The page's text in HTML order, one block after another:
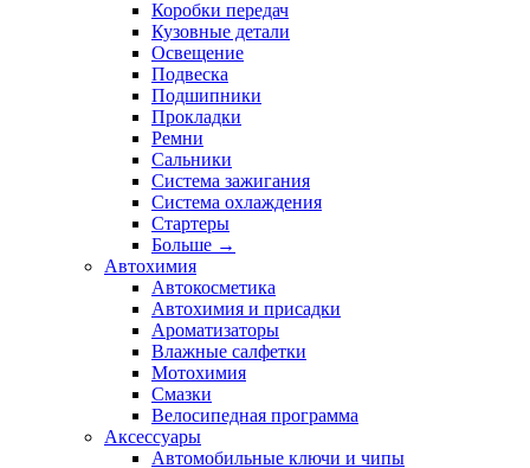
Коробки передач
Кузовные детали
Освещение
Подвеска
Подшипники
Прокладки
Ремни
Сальники
Система зажигания
Система охлаждения
Стартеры
Больше →
Автохимия
Автокосметика
Автохимия и присадки
Ароматизаторы
Влажные салфетки
Мотохимия
Смазки
Велосипедная программа
Аксессуары
Автомобильные ключи и чипы